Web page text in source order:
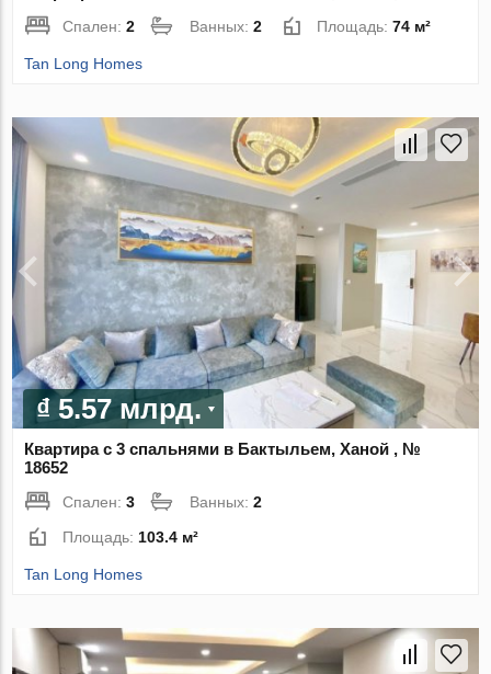
Спален:2 Ванных:2 Площадь:74 м²
Tan Long Homes
₫ 5.57 млрд.
Квартира с 3 спальнями в Бактыльем, Ханой , №
18652
Спален:3 Ванных:2
Площадь: 103.4 м²
Tan Long Homes